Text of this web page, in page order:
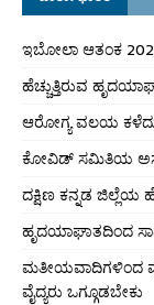
ಇಬೋಲಾ ಆತಂಕ
ಹೆಚ್ಚುತ್ತಿರುವ
ಆರೋಗ್ಯ ವಲಯ
ಕೋವಿಡ್ ಸಮಿತಿಯ
ದಕ್ಷಿಣ ಕನ್ನಡ ಜಿಲ್ಲೆಯ
ಹೃದಯಾಘಾತದಿಂದ
ಮತೀಯವಾದಿಗಳಿಂದ
ವೈದ್ಯರು ಒಗ್ಗೂಡಬೇಕು